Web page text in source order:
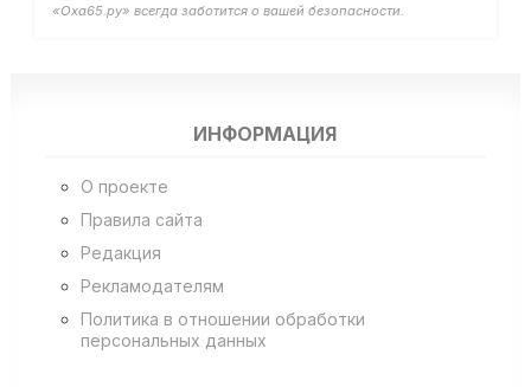
«Оха65.ру» всегда заботится о вашей безопасности.
ИНФОРМАЦИЯ
О проекте
Правила сайта
Редакция
Рекламодателям
Политика в отношении обработки
персональных данных